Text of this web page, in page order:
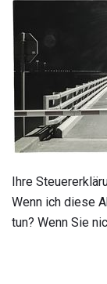
Ihre
Wenn ich diese
tun? Wenn Sie